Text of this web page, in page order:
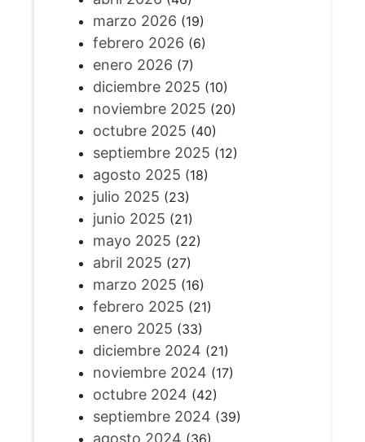
marzo 2026 (19)
febrero 2026 (6)
enero 2026 (7)
diciembre 2025 (10)
noviembre 2025 (20)
octubre 2025 (40)
septiembre 2025 (12)
agosto 2025 (18)
julio 2025 (23)
junio 2025 (21)
mayo 2025 (22)
abril 2025 (27)
marzo 2025 (16)
febrero 2025 (21)
enero 2025 (33)
diciembre 2024 (21)
noviembre 2024 (17)
octubre 2024 (42)
septiembre 2024 (39)
agosto 2024